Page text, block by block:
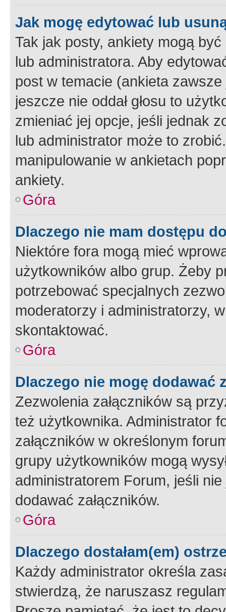
Jak mogę edytować lub
Tak jak posty, ankiety mogą
lub administratora. Aby
post w temacie (ankieta
jeszcze nie oddał głosu to
zmieniać jej opcje, jeśli jednak
lub administrator może to
manipulowanie w ankietach
ankiety.
Góra
Dlaczego nie mam dostępu
Niektóre fora mogą mieć
użytkowników albo grup. Żeby
potrzebować specjalnych
moderatorzy i administratorzy,
skontaktować.
Góra
Dlaczego nie mogę dodawać
Zezwolenia załączników są
też użytkownika. Administrator
załączników w określonym
grupy użytkowników mogą
administratorem Forum, jeśli
dodawać załączników.
Góra
Dlaczego dostałam(em)
Każdy administrator określa
stwierdzą, że naruszasz